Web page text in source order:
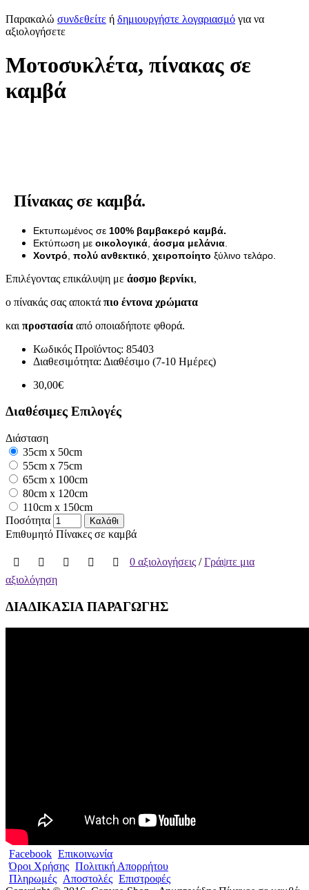
Παρακαλώ συνδεθείτε ή δημιουργήστε λογαριασμό για να
αξιολογήσετε
Μοτοσυκλέτα, πίνακας σε
καμβά
Πίνακας σε καμβά.
Εκτυπωμένος σε 100% βαμβακερό καμβά.
Εκτύπωση με οικολογικά άοσμα μελάνια
Χοντρό πολύ ανθεκτικό χειροποίητο ξύλινο τελάρο.
Επιλέγοντας επικάλυψη με άοσμο βερνίκι,
ο πίνακάς σας αποκτά πιο έντονα χρώματα
και προστασία από οποιαδήποτε φθορά.
Κωδικός Προϊόντος: 85403
Διαθεσιμότητα: Διαθέσιμο (7-10 Ημέρες)
30,00€
Διαθέσιμες Επιλογές
Διάσταση
35cm x 50cm
55cm x 75cm
65cm x 100cm
80cm x 120cm
110cm x 150cm
Ποσότητα
Καλάθι
Επιθυμητό Πίνακες σε καμβά
0 αξιολογήσεις /Γράψτε μια
αξιολόγηση
ΔΙΑΔΙΚΑΣΙΑ ΠΑΡΑΓΩΓΗΣ
Facebook Επικοινωνία
Όροι Χρήσης Πολιτική Απορρήτου
Πληρωμές Αποστολές Επιστροφές